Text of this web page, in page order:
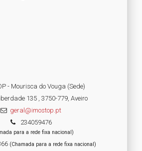
- Mourisca do Vouga (Sede)
135 , 3750-779, Aveiro
geral@imostop.pt
234059476
para a rede fixa nacional)
(Chamada para a rede fixa nacional)